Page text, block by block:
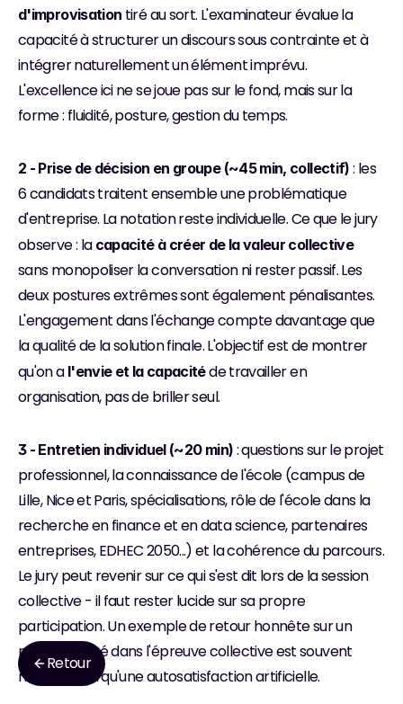
d'improvisation tiré au sort. L'examinateur évalue la
capacité à structurer un discours sous contrainte et à
intégrer naturellement un élément imprévu.
L'excellence ici ne se joue pas sur le fond, mais sur la
forme : fluidité, posture, gestion du temps.
2 - Prise de décision en groupe (~45 min, collectif) : les
6 candidats traitent ensemble une problématique
d'entreprise. La notation reste individuelle. Ce que le jury
observe : la capacité à créer de la valeur collective
sans monopoliser la conversation ni rester passif. Les
deux postures extrêmes sont également pénalisantes.
L'engagement dans l'échange compte davantage que
la qualité de la solution finale. L'objectif est de montrer
qu'on a l'envie et la capacité de travailler en
organisation, pas de briller seul.
3 - Entretien individuel (~20 min) : questions sur le projet
professionnel, la connaissance de l'école (campus de
Lille, Nice et Paris, spécialisations, rôle de l'école dans la
recherche en finance et en data science, partenaires
entreprises, EDHEC 2050...) et la cohérence du parcours.
Le jury peut revenir sur ce qui s'est dit lors de la session
collective - il faut rester lucide sur sa propre
participation. Un exemple de retour honnête sur un
moment raté dans l'épreuve collective est souvent
mieux perçu qu'une autosatisfaction artificielle.
Retour